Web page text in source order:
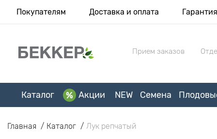
Покупателям Доставка и оплата Гарантия
Прием заказов
Каталог Акции NEW Семена
Главная Каталог Лук репчатый